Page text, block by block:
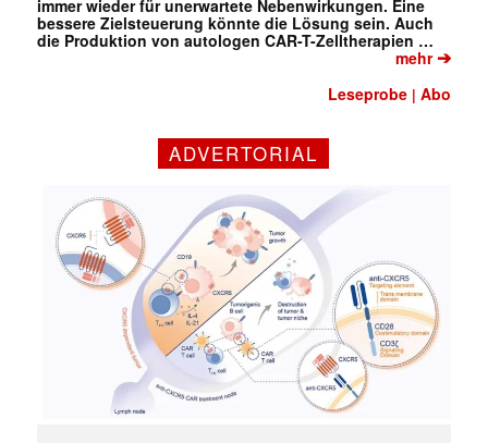
immer wieder für unerwartete Nebenwirkungen. Eine
bessere Zielsteuerung könnte die Lösung sein. Auch
die Produktion von autologen CAR-T-Zelltherapien …
mehr➔
Leseprobe |Abo
ADVERTORIAL